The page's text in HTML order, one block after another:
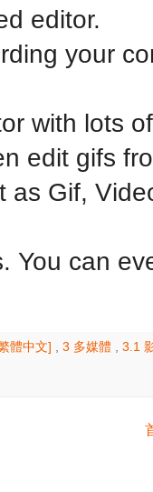
editor.
your
with lots
edit gifs
as Gif,
You can
體中文] 3 多媒體 3.1